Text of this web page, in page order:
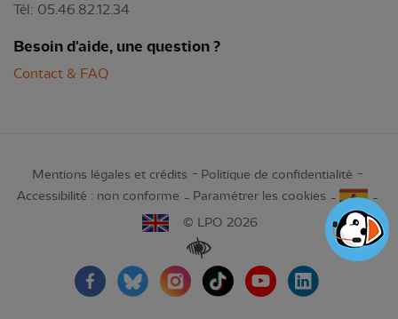
Tél: 05.46.82.12.34
Besoin d'aide, une question ?
Contact & FAQ
Mentions légales et crédits
Politique de confidentialité
Accessibilité : non conforme
Paramétrer les cookies
© LPO 2026
Renforcer les contrastes